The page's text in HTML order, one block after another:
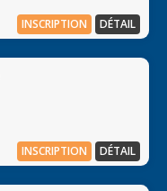
INSCRIPTION DÉTAIL
INSCRIPTION DÉTAIL